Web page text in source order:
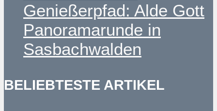
Genießerpfad: Alde Gott
Panoramarunde in
Sasbachwalden
BELIEBTESTE ARTIKEL